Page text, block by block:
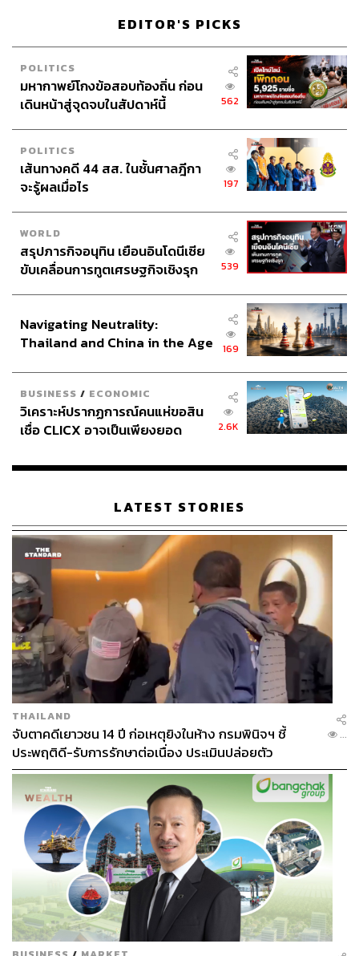
EDITOR'S PICKS
POLITICS
มหากาพย์โกงข้อสอบท้องถิ่น ก่อน
เดินหน้าสู่จุดจบในสัปดาห์นี้
562
POLITICS
เส้นทางคดี 44 สส. ในชั้นศาลฎีกา
จะรู้ผลเมื่อไร
197
WORLD
สรุปภารกิจอนุทิน เยือนอินโดนีเซีย
ขับเคลื่อนการทูตเศรษฐกิจเชิงรุก
539
Navigating Neutrality:
Thailand and China in the Age
169
BUSINESS / ECONOMIC
วิเคราะห์ปรากฏการณ์คนแห่ขอสิน
เชื่อ CLICX อาจเป็นเพียงยอด
เรือนไทยที่ถูกซุกไว้
2.6K
LATEST STORIES
THAILAND
จับตาคดีเยาวชน 14 ปี ก่อเหตุยิงในห้าง กรมพินิจฯ ชี้
ประพฤติดี-รับการรักษาต่อเนื่อง ประเมินปล่อยตัว
...